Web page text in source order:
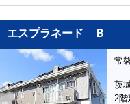
エスプラネード Ｂ
常
茨
2階